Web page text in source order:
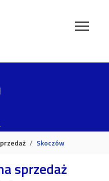
Skoczów
sprzedaż